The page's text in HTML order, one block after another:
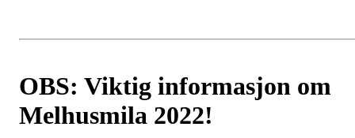
OBS: Viktig informasjon om
Melhusmila 2022!